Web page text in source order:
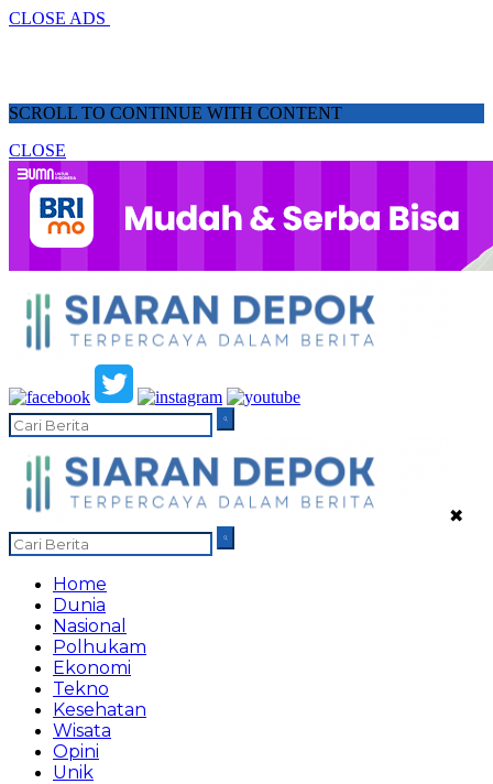
CLOSE ADS
SCROLL TO CONTINUE WITH CONTENT
CLOSE
✖
Home
Dunia
Nasional
Polhukam
Ekonomi
Tekno
Kesehatan
Wisata
Opini
Unik